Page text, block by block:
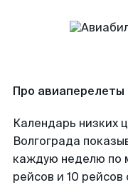
Про
Календарь низких
Волгограда
каждую неделю по
рейсов и 10